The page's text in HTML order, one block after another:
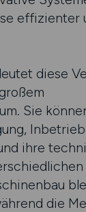
effizienter
diese
Sie
ihre
die